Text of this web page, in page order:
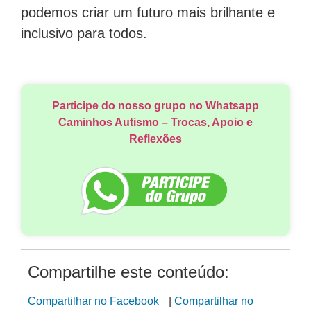
podemos criar um futuro mais brilhante e
inclusivo para todos.
Participe do nosso grupo no Whatsapp
Caminhos Autismo – Trocas, Apoio e
Reflexões
Compartilhe este conteúdo:
Compartilhar no Facebook
Compartilhar no